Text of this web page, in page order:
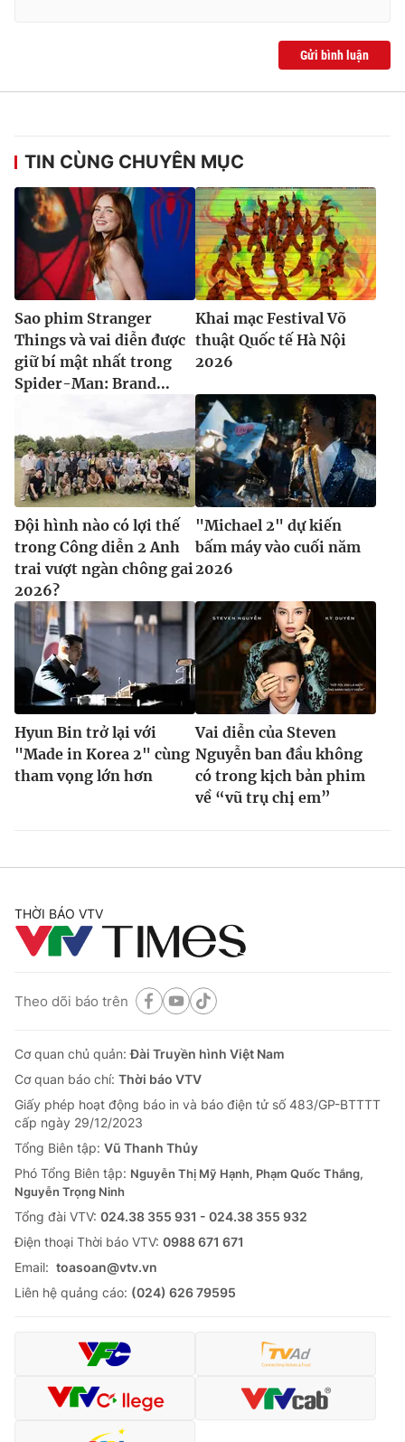
Gửi bình luận
TIN CÙNG CHUYÊN MỤC
Sao phim Stranger
Things và vai diễn được
giữ bí mật nhất trong
Spider-Man: Brand...
Khai mạc Festival Võ
thuật Quốc tế Hà Nội
2026
Đội hình nào có lợi thế
trong Công diễn 2 Anh
trai vượt ngàn chông gai
2026?
"Michael 2" dự kiến
bấm máy vào cuối năm
2026
Hyun Bin trở lại với
"Made in Korea 2" cùng
tham vọng lớn hơn
Vai diễn của Steven
Nguyễn ban đầu không
có trong kịch bản phim
về “vũ trụ chị em”
THỜI BÁO VTV
Theo dõi báo trên
Cơ quan chủ quản:Đài Truyền hình Việt Nam
Cơ quan báo chí: Thời báo VTV
Giấy phép hoạt động báo in và báo điện tử số 483/GP-BTTTT
cấp ngày 29/12/2023
Tổng Biên tập: Vũ Thanh Thủy
Phó Tổng Biên tập: Nguyễn Thị Mỹ Hạnh, Phạm Quốc Thắng,
Nguyễn Trọng Ninh
Tổng đài VTV: 024.38 355 931 - 024.38 355 932
Ðiện thoại Thời báo VTV: 0988 671 671
Email: toasoan@vtv.vn
Liên hệ quảng cáo: (024) 626 79595